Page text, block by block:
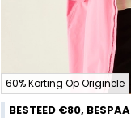
60% Korting Op Originele
BESTEED €80,